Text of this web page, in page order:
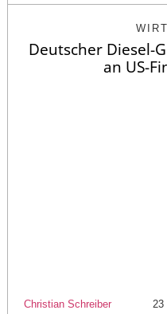
Deutscher Diesel-
an US-
Christian Schreiber 23